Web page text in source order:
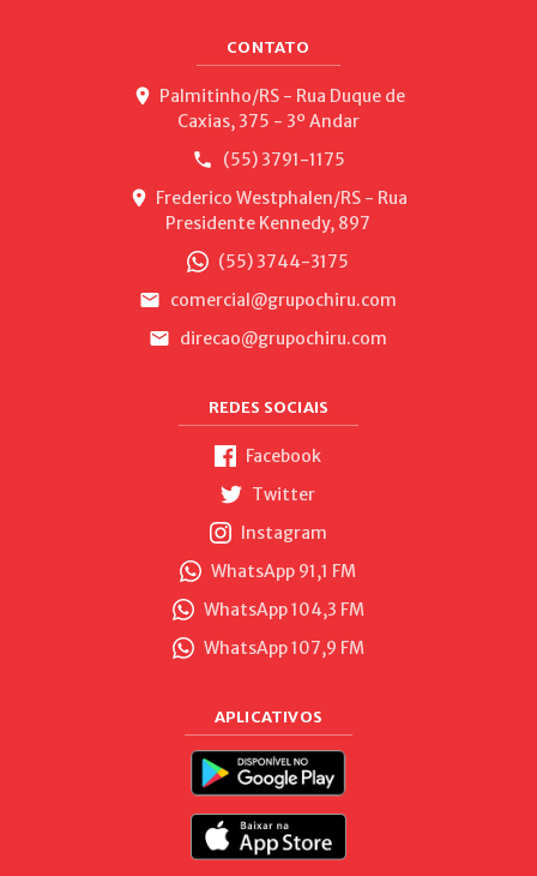
CONTATO
Palmitinho/RS - Rua Duque de
Caxias, 375 - 3º Andar
(55) 3791-1175
Frederico Westphalen/RS - Rua
Presidente Kennedy, 897
(55) 3744-3175
comercial@grupochiru.com
direcao@grupochiru.com
REDES SOCIAIS
Facebook
Twitter
Instagram
WhatsApp 91,1 FM
WhatsApp 104,3 FM
WhatsApp 107,9 FM
APLICATIVOS